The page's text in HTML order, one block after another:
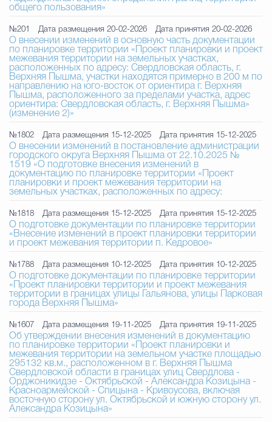
общего пользования»
№201 Дата размещения 20-02-2026 Дата принятия 20-02-2026
О внесении изменений в основную часть документации
по планировке территории «Проект планировки и проект
межевания территории на земельных участках,
расположенных по адресу: Свердловская область, г.
Верхняя Пышма, участки находятся примерно в 200 м по
направлению на юго-восток от ориентира г. Верхняя
Пышма, расположенного за пределами участка, адрес
ориентира: Свердловская область, г. Верхняя Пышма»
(изменение 2)»
№1802 Дата размещения 15-12-2025 Дата принятия 15-12-2025
О внесении изменений в постановление администрации
городского округа Верхняя Пышма от 22.10.2025 №
1519 «О подготовке внесения изменений в
документацию по планировке территории «Проект
планировки и проект межевания территории на
земельных участках, расположенных по адресу:
№1818 Дата размещения 15-12-2025 Дата принятия 15-12-2025
О подготовке документации по планировке территории
«Внесение изменений в проект планировки территории
и проект межевания территории п. Кедровое»
№1788 Дата размещения 10-12-2025 Дата принятия 10-12-2025
О подготовке документации по планировке территории
«Проект планировки территории и проект межевания
территории в границах улицы Гальянова, улицы Парковая
города Верхняя Пышма»
№1607 Дата размещения 19-11-2025 Дата принятия 19-11-2025
Об утверждении внесения изменений в документацию
по планировке территории «Проект планировки и
межевания территории на земельном участке площадью
295132 кв.м., расположенном в г. Верхняя Пышма
Свердловской области в границах улиц Свердлова -
Орджоникидзе - Октябрьской - Александра Козицына -
Красноармейской - Спицына - Кривоусова, включая
восточную сторону ул. Октябрьской и южную сторону ул.
Александра Козицына»